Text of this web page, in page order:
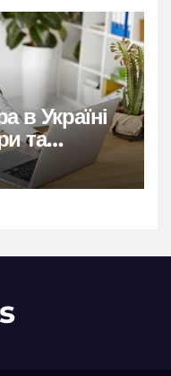
в Україні
та